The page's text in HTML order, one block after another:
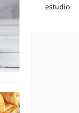
estudio